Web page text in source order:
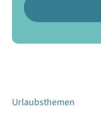
Urlaubsthemen